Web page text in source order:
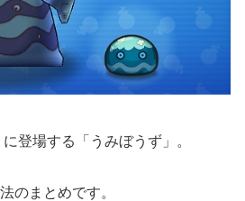
登場する「うみぼうず」。
のまとめです。